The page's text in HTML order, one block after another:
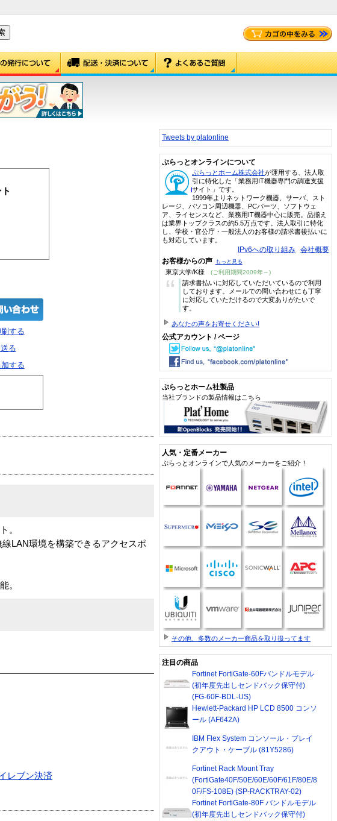
する
る
する
。
LAN環境を構築できるアクセスポ
。
レブン決済
Tweets by platonline
ぷらっとオンラインについて
ぷらっとホーム株式会社が運用する、法人取
引に特化した「業務用IT機器専門の調達支援
サイト」です。
1999年よりネットワーク機器、サーバ、スト
レージ、パソコン周辺機器、PCパーツ、ソフトウェ
ア、ライセンスなど、業務用IT機器中心に販売。品揃え
は業界トップクラスの約5.5万点です。法人取引に特化
し、学校・官公庁・一般法人のお客様の請求書後払いに
も対応しています。
IPv6への取り組み 会社概要
お客様からの声 もっと見る
東京大学/K様 (ご利用期間2009年～)
“
請求書払いに対応していただいているので利用
しております。メールでの問い合わせにも丁寧
に対応していただけるので大変ありがたいで
す。
あなたの声をお寄せください!
公式アカウント / ページ
ぷらっとホーム社製品
当社ブランドの製品情報はこちら
人気・定番メーカー
ぷらっとオンラインで人気のメーカーをご紹介！
その他、多数のメーカー商品を取り扱ってます
注目の商品
Fortinet FortiGate-60Fバンドルモデル
(初年度先出しセンドバック保守付)
(FG-60F-BDL-US)
Hewlett-Packard HP LCD 8500 コンソ
ール (AF642A)
IBM Flex System コンソール・ブレイ
クアウト・ケーブル (81Y5286)
Fortinet Rack Mount Tray
(FortiGate40F/50E/60E/60F/61F/80E/8
0F/FS-108E) (SP-RACKTRAY-02)
Fortinet FortiGate-80F バンドルモデル
(初年度先出しセンドバック保守付)